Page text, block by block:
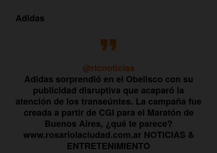
Adidas
@rlcnoticias
Adidas sorprendió en el Obelisco con su
publicidad disruptiva que acaparó la
atención de los transeúntes. La campaña fue
creada a partir de CGI para el Maratón de
Buenos Aires, ¿qué te parece?
www.rosariolaciudad.com.ar NOTICIAS &
ENTRETENIMIENTO